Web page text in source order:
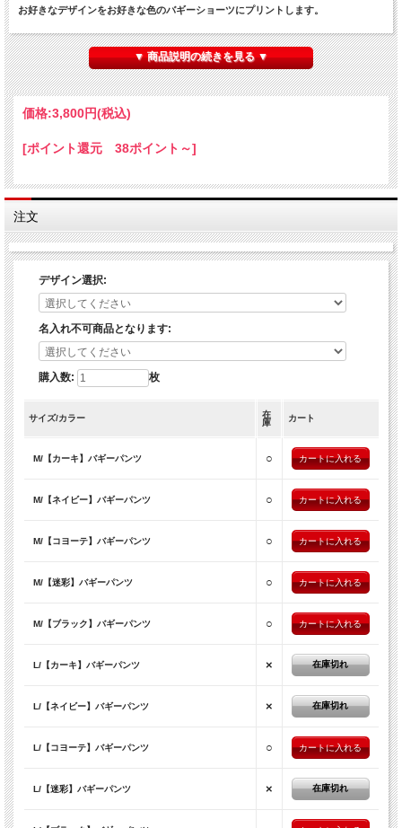
お好きなデザインをお好きな色のバギーショーツにプリントします。
・カーキ
・ネイビー
・コヨーテ
・迷彩
・ブラック
第での発送となり、父の日でのお届けではございませんのでご注意ください。
▼ 商品説明の続きを見る ▼
価格:3,800円(税込)
[ポイント還元 38ポイント～]
注文
デザイン選択:
名入れ不可商品となります:
購入数: 枚
サイズ/カラー
在
庫
カート
M/【カーキ】バギーパンツ ○
M/【ネイビー】バギーパンツ ○
M/【コヨーテ】バギーパンツ ○
M/【迷彩】バギーパンツ ○
M/【ブラック】バギーパンツ ○
L/【カーキ】バギーパンツ × 在庫切れ
L/【ネイビー】バギーパンツ × 在庫切れ
L/【コヨーテ】バギーパンツ ○
L/【迷彩】バギーパンツ × 在庫切れ